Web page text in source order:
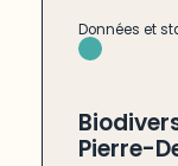
Données et
Pierre-